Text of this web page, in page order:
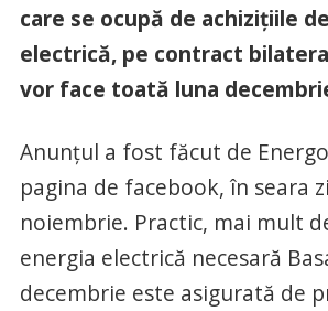
care se ocupă de achizițiile
electrică, pe contract
vor face toată luna
Anunțul a fost făcut de
pagina de facebook, în seara
noiembrie. Practic, mai mult
energia electrică necesară
decembrie este asigurată de